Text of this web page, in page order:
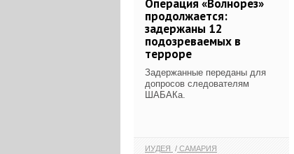
Операция «Волнорез»
продолжается:
задержаны 12
подозреваемых в
терроре
Задержанные переданы для
допросов следователям
ШАБАКа.
ИУДЕЯ САМАРИЯ